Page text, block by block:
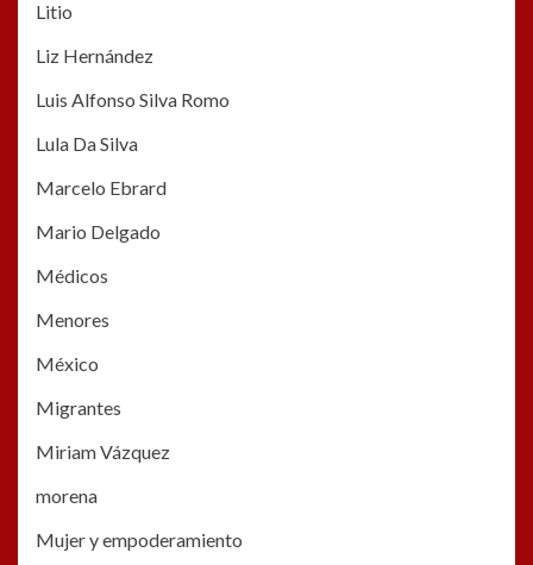
Litio
Liz Hernández
Luis Alfonso Silva Romo
Lula Da Silva
Marcelo Ebrard
Mario Delgado
Médicos
Menores
México
Migrantes
Miriam Vázquez
morena
Mujer y empoderamiento